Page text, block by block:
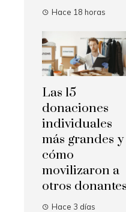
Hace 18 horas
Las 15
donaciones
individuales
más grandes y
cómo
movilizaron a
otros donantes
Hace 3 días